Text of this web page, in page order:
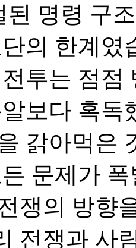
된 명령 구
의 한계였
투는 점점
보다 혹독
갉아먹은
문제가
쟁의 방향
전쟁과 사